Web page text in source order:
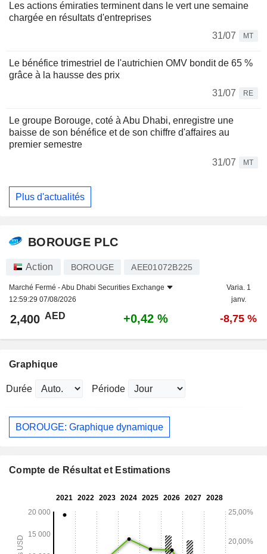
Les actions émiraties terminent dans le vert une semaine
chargée en résultats d'entreprises
31/07
MT
Le bénéfice trimestriel de l'autrichien OMV bondit de 65 %
grâce à la hausse des prix
31/07
RE
Le groupe Borouge, coté à Abu Dhabi, enregistre une
baisse de son bénéfice et de son chiffre d'affaires au
premier semestre
31/07
MT
Plus d'actualités
BOROUGE PLC
Action BOROUGE AEE01072B225
Marché Fermé -Abu Dhabi Securities Exchange
12:59:29 07/08/2026
Varia. 1
janv.
2,400 AED +0,42 % -8,75 %
Graphique
Durée Période
BOROUGE: Graphique dynamique
Compte de Résultat et Estimations